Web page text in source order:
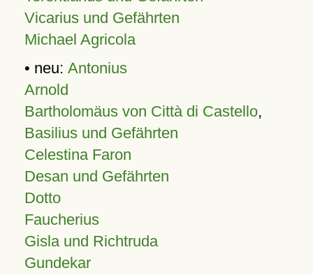
Vicarius und Gefährten
Michael Agricola
• neu: Antonius
Arnold
Bartholomäus von Città di Castello,
Basilius und Gefährten
Celestina Faron
Desan und Gefährten
Dotto
Faucherius
Gisla und Richtruda
Gundekar